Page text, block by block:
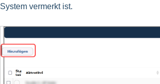
System vermerkt ist.